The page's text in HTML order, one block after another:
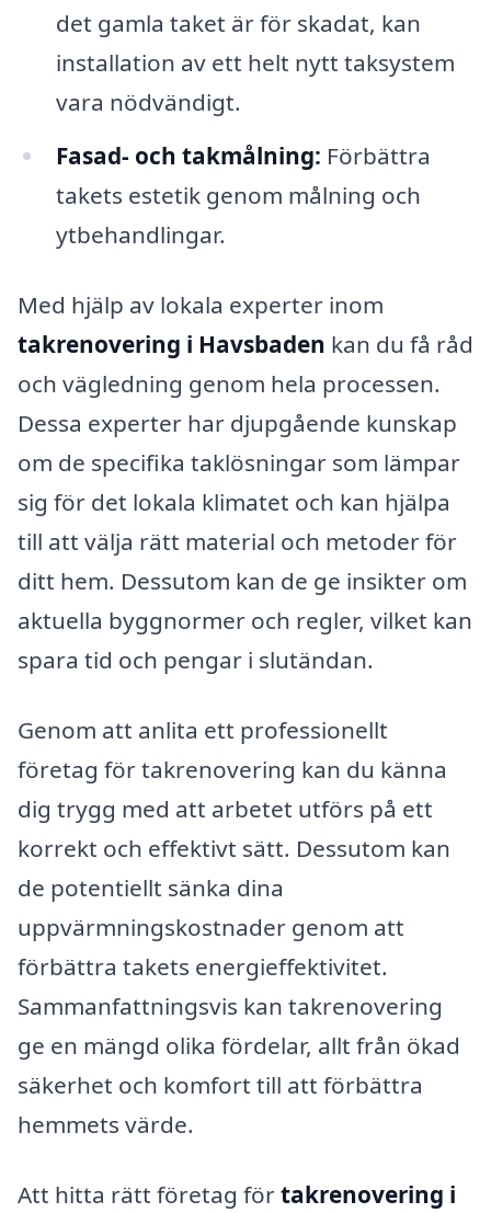
det gamla taket är för skadat, kan
installation av ett helt nytt taksystem
vara nödvändigt.
Fasad- och takmålning: Förbättra
takets estetik genom målning och
ytbehandlingar.
Med hjälp av lokala experter inom
takrenovering i Havsbaden kan du få råd
och vägledning genom hela processen.
Dessa experter har djupgående kunskap
om de specifika taklösningar som lämpar
sig för det lokala klimatet och kan hjälpa
till att välja rätt material och metoder för
ditt hem. Dessutom kan de ge insikter om
aktuella byggnormer och regler, vilket kan
spara tid och pengar i slutändan.
Genom att anlita ett professionellt
företag för takrenovering kan du känna
dig trygg med att arbetet utförs på ett
korrekt och effektivt sätt. Dessutom kan
de potentiellt sänka dina
uppvärmningskostnader genom att
förbättra takets energieffektivitet.
Sammanfattningsvis kan takrenovering
ge en mängd olika fördelar, allt från ökad
säkerhet och komfort till att förbättra
hemmets värde.
Att hitta rätt företag förtakrenovering i